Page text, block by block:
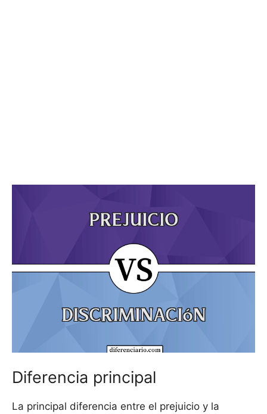
Diferencia principal
La principal diferencia entre el prejuicio y la